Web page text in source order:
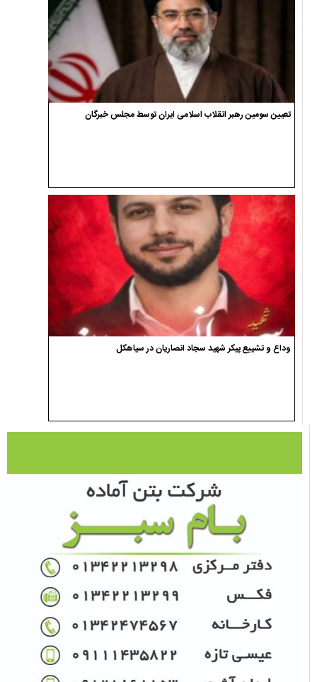
تعیین سومین رهبر انقلاب اسلامی ایران توسط مجلس خبرگان
وداع و تشییع پیکر شهید سجاد انصاریان در سیاهکل